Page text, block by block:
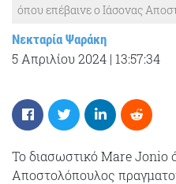
όπου επέβαινε ο Ιάσονας
Νεκταρία Ψαράκη
5 Απριλίου 2024 | 13:57:34
To διασωστικό Mare Jonio
Αποστολόπουλος